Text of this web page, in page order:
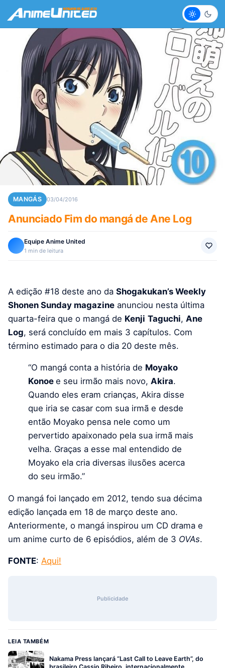
Claro
MANGÁS 03/04/2016
Anunciado Fim do mangá de Ane Log
Equipe Anime United
1 min de leitura
A edição #18 deste ano da Shogakukan’s Weekly
Shonen Sunday magazine anunciou nesta última
quarta-feira que o mangá de Kenji Taguchi, Ane
Log, será concluído em mais 3 capítulos. Com
término estimado para o dia 20 deste mês.
“O mangá conta a história de Moyako
Konoe e seu irmão mais novo, Akira.
Quando eles eram crianças, Akira disse
que iria se casar com sua irmã e desde
então Moyako pensa nele como um
pervertido apaixonado pela sua irmã mais
velha. Graças a esse mal entendido de
Moyako ela cria diversas ilusões acerca
do seu irmão.”
O mangá foi lançado em 2012, tendo sua décima
edição lançada em 18 de março deste ano.
Anteriormente, o mangá inspirou um CD drama e
um anime curto de 6 episódios, além de 3 OVAs.
FONTE: Aqui!
Publicidade
LEIA TAMBÉM
Nakama Press lançará “Last Call to Leave Earth”, do